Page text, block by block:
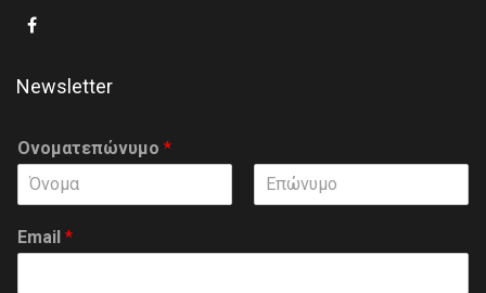
Newsletter
Ονοματεπώνυμο *
i
rEmail *